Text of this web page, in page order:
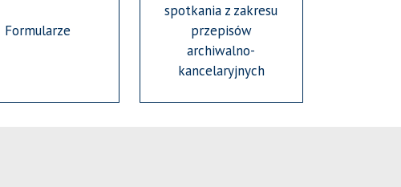
Formularze
spotkania z zakresu
przepisów
archiwalno-
kancelaryjnych